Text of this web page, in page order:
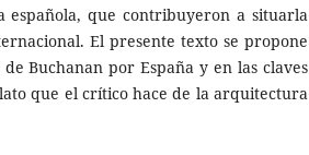
que contribuyeron a situarla
El presente texto se propone
Buchanan por España y en las claves
que el crítico hace de la arquitectura